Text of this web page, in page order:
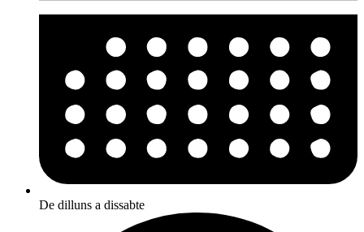
De dilluns a dissabte